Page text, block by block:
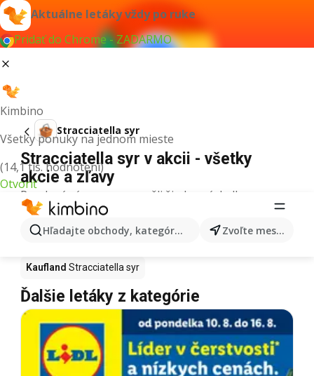
Aktuálne letáky vždy po ruke
Pridať do Chrome - ZADARMO
Kimbino
Všetky ponuky na jednom mieste
(14,1 tis. hodnotení)
Otvoriť
Hľadajte obchody, kategórie, produkty... Zvoľte mesto
Stracciatella syr
Stracciatella syr v akcii - všetky
akcie a zľavy
Pre daný výraz sme nenašli žiadne výsledky.
Stracciatella syr v akcii - Kde kúpiť?
Tesco Stracciatella syr LidlStracciatella syr
Kaufland Stracciatella syr
Ďalšie letáky z kategórie